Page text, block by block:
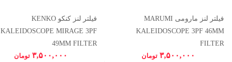
فیلتر لنز مارومی MARUMI
KALEIDOSCOPE 3PF 46MM
FILTER
۳,۵۰۰,۰۰۰ تومان
فیلتر لنز کنکو KENKO
KALEIDOSCOPE MIRAGE 3PF
49MM FILTER
۳,۵۰۰,۰۰۰ تومان